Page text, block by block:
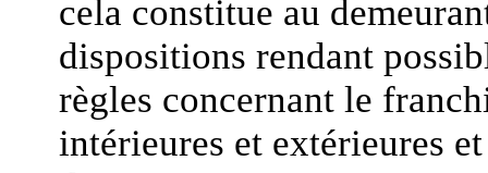
cela constitue au
dispositions rendant
règles concernant le
intérieures et extérieures